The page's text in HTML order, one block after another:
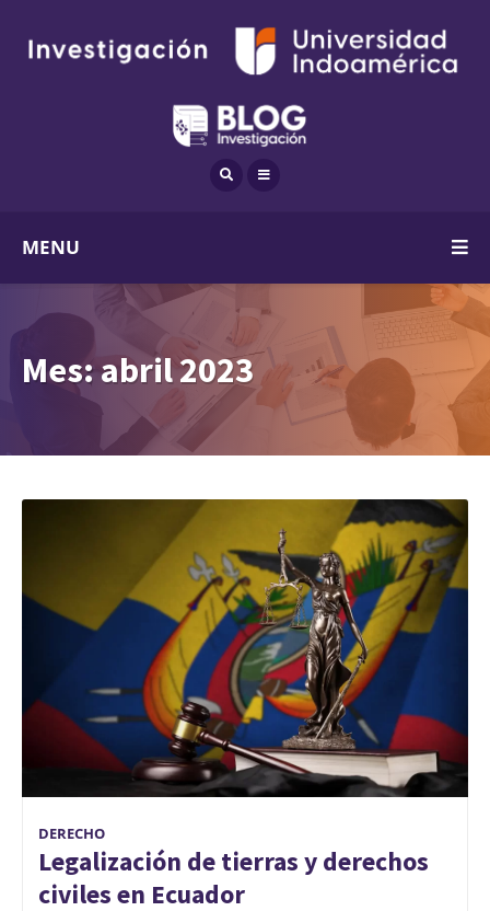
MENU
Mes:abril 2023
DERECHO
Legalización de tierras y derechos
civiles en Ecuador